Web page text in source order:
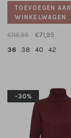
TOEVOEGEN AAN
WINKELWAGEN
€119,95
€71,95
36
38 40 42
-30%